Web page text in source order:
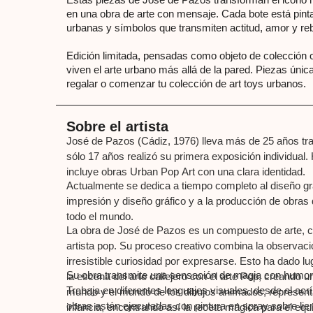
en una obra de arte con mensaje. Cada bote está
urbanas y símbolos que transmiten actitud, amor y
Edición limitada, pensadas como objeto de colección
viven el arte urbano más allá de la pared. Piezas
regalar o comenzar tu colección de art toys urbanos.
Sobre el artista
José de Pazos (Cádiz, 1976) lleva más de 25 años
sólo 17 años realizó su primera exposición
incluye obras Urban Pop Art con una clara identidad.
Actualmente se dedica a tiempo completo al diseño
impresión y diseño gráfico y a la producción de
todo el mundo.
La obra de José de Pazos es un compuesto de arte,
artista pop. Su proceso creativo combina la
irresistible curiosidad por expresarse. Esto ha dado
la escena del arte callejero con el arte Pop, creando
mundo y el mundo de los dibujos animados,
infancia, encontrando así la receta mágica para el
Su obra transmite una sensación de magia con
Trabaja en diferentes lenguajes visuales, desde el
obras están ejecutadas con pintura en spray sobre